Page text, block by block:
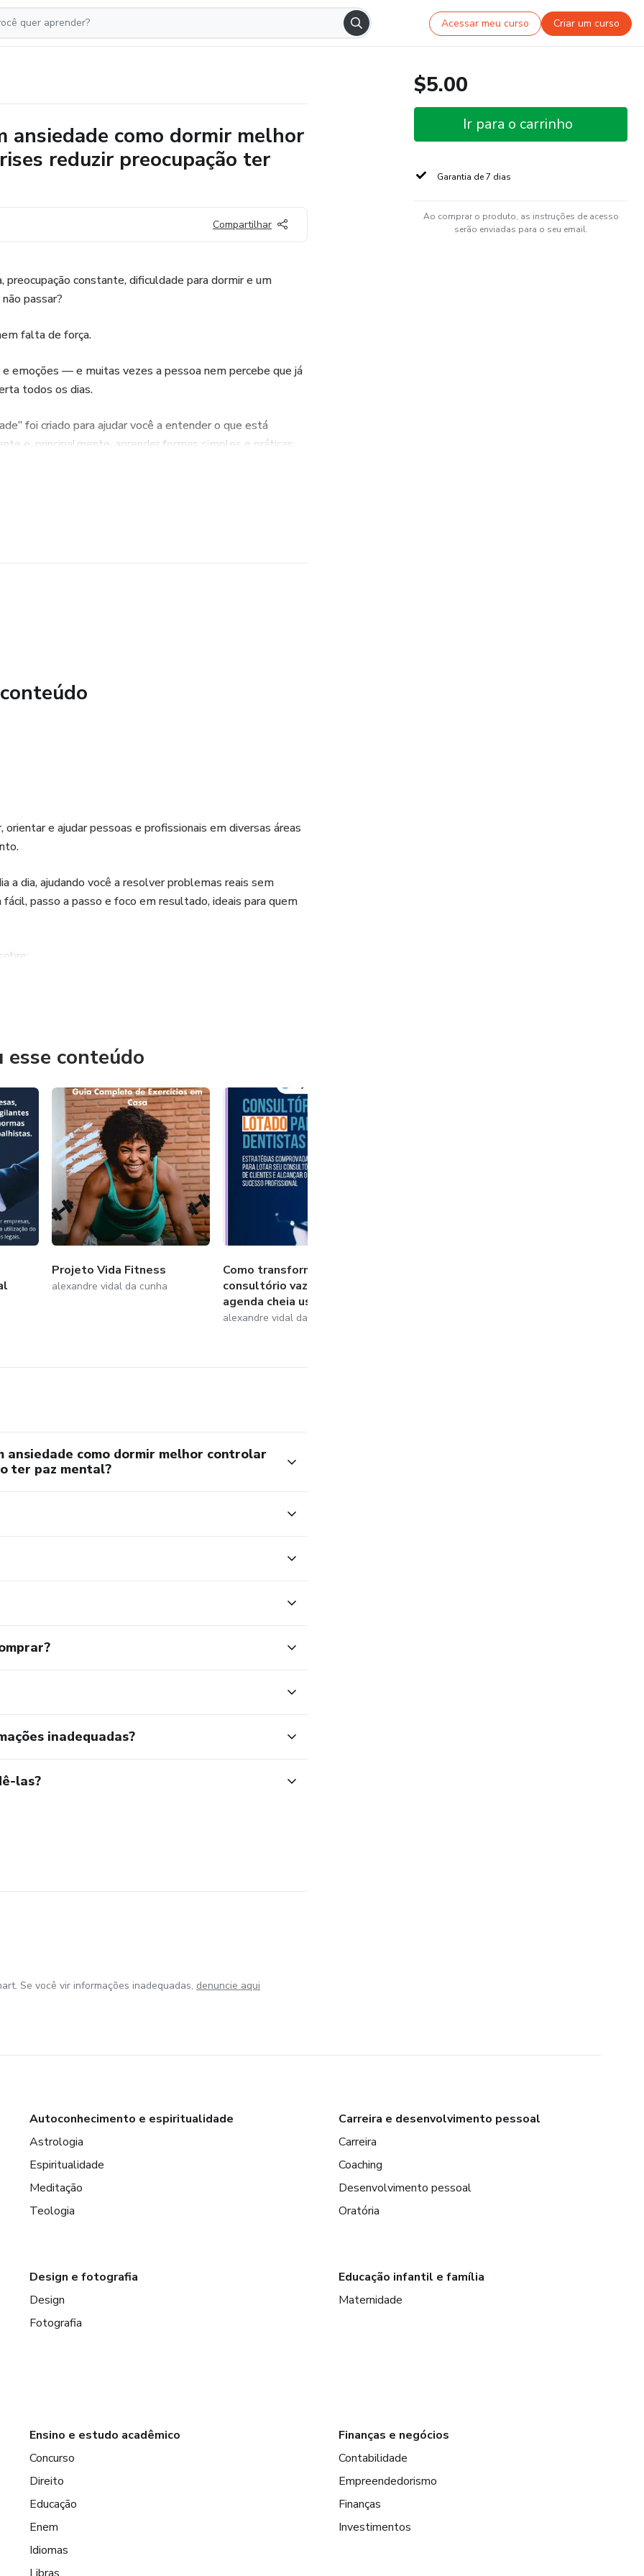
Acessar meu curso Criar um curso
ansiedade como dormir melhor
reduzir preocupação ter
Compartilhar
constante, dificuldade para dormir e um
passar?
falta de força.
emoções — e muitas vezes a pessoa nem percebe que já
todos os dias.
foi criado para ajudar você a entender o que está
e, principalmente, aprender formas simples e práticas
dormir melhor e retomar o controle da sua vida.
e ajudar pessoas e profissionais em diversas áreas
a dia, ajudando você a resolver problemas reais sem
passo a passo e foco em resultado, ideais para quem
erros comuns e trazer mais clareza nas decisões.
conhecimento que pode evitar prejuízos, melhorar sua
resultados.
conteúdo
Projeto Vida Fitness
alexandre vidal da cunha
Como transformar um
consultório vazio em uma
agenda cheia us...
alexandre vidal da cunha
ansiedade como dormir melhor controlar
ter paz mental?
inadequadas?
las?
$5.00
Ir para o carrinho
Garantia de 7 dias
Ao comprar o produto, as instruções de acesso
serão enviadas para o seu email.
Se você vir informações inadequadas, denuncie aqui
Autoconhecimento e espiritualidade
Astrologia
Espiritualidade
Meditação
Teologia
Carreira e desenvolvimento pessoal
Carreira
Coaching
Desenvolvimento pessoal
Oratória
Design e fotografia
Design
Fotografia
Educação infantil e família
Maternidade
Ensino e estudo acadêmico
Concurso
Direito
Educação
Enem
Idiomas
Finanças e negócios
Contabilidade
Empreendedorismo
Finanças
Investimentos